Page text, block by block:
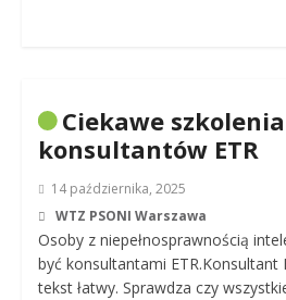
Ciekawe
konsultantów ETR
14 października, 2025
WTZ PSONI Warszawa
Osoby z niepełnosprawnością
być konsultantami ETR.Konsultant
tekst łatwy. Sprawdza czy